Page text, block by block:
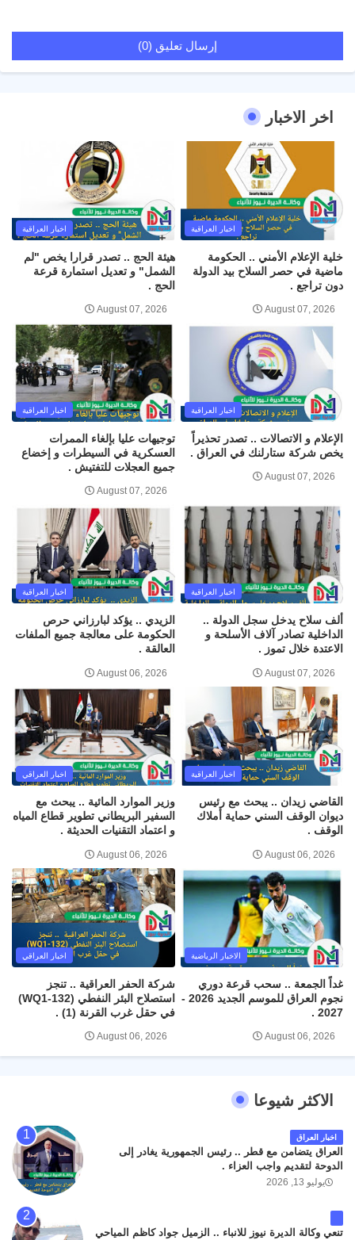
إرسال تعليق (0)
اخر الاخبار
اخبار العراقية
خلية الإعلام الأمني .. الحكومة
ماضية في حصر السلاح بيد الدولة
دون تراجع .
August 07, 2026
اخبار العراقية
هيئة الحج .. تصدر قرارا يخص "لم
الشمل" و تعديل استمارة قرعة
الحج .
August 07, 2026
اخبار العراقية
الإعلام و الاتصالات .. تصدر تحذيراً
يخص شركة ستارلنك في العراق .
August 07, 2026
اخبار العراقية
توجيهات عليا بإلغاء الممرات
العسكرية في السيطرات و إخضاع
جميع العجلات للتفتيش .
August 07, 2026
اخبار العراقية
ألف سلاح يدخل سجل الدولة ..
الداخلية تصادر آلاف الأسلحة و
الاعتدة خلال تموز .
August 07, 2026
اخبار العراقية
الزيدي .. يؤكد لبارزاني حرص
الحكومة على معالجة جميع الملفات
العالقة .
August 06, 2026
اخبار العراقية
القاضي زيدان .. يبحث مع رئيس
ديوان الوقف السني حماية أملاك
الوقف .
August 06, 2026
اخبار العراقي
وزير الموارد المائية .. يبحث مع
السفير البريطاني تطوير قطاع المياه
و اعتماد التقنيات الحديثة .
August 06, 2026
الاخبار الرياضية
غداً الجمعة .. سحب قرعة دوري
نجوم العراق للموسم الجديد 2026 -
2027 .
August 06, 2026
اخبار العراقي
شركة الحفر العراقية .. تنجز
استصلاح البئر النفطي (WQ1-132)
في حقل غرب القرنة (1) .
August 06, 2026
الاكثر شيوعا
اخبار العراق
العراق يتضامن مع قطر .. رئيس الجمهورية يغادر إلى
الدوحة لتقديم واجب العزاء .
يوليو 13, 2026
تنعي وكالة الديرة نيوز للانباء .. الزميل جواد كاظم المياحي